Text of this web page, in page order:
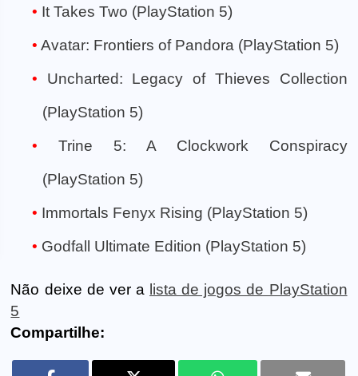
It Takes Two (PlayStation 5)
Avatar: Frontiers of Pandora (PlayStation 5)
Uncharted: Legacy of Thieves Collection
(PlayStation 5)
Trine 5: A Clockwork Conspiracy
(PlayStation 5)
Immortals Fenyx Rising (PlayStation 5)
Godfall Ultimate Edition (PlayStation 5)
Não deixe de ver a lista de jogos de PlayStation
5
Compartilhe: